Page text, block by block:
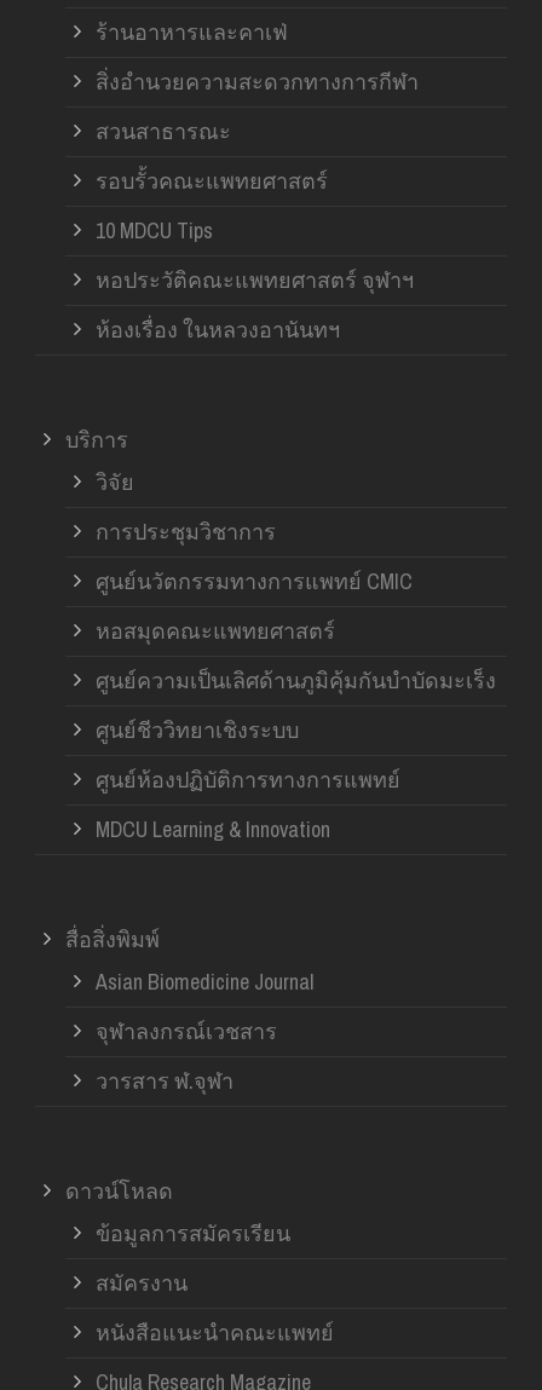
ร้านอาหารและคาเฟ่
สิ่งอำนวยความสะดวกทางการกีฬา
สวนสาธารณะ
รอบรั้วคณะแพทยศาสตร์
10 MDCU Tips
หอประวัติคณะแพทยศาสตร์ จุฬาฯ
ห้องเรื่อง ในหลวงอานันทฯ
บริการ
วิจัย
การประชุมวิชาการ
ศูนย์นวัตกรรมทางการแพทย์ CMIC
หอสมุดคณะแพทยศาสตร์
ศูนย์ความเป็นเลิศด้านภูมิคุ้มกันบำบัดมะเร็ง
ศูนย์ชีววิทยาเชิงระบบ
ศูนย์ห้องปฏิบัติการทางการแพทย์
MDCU Learning & Innovation
สื่อสิ่งพิมพ์
Asian Biomedicine Journal
จุฬาลงกรณ์เวชสาร
วารสาร ฬ.จุฬา
ดาวน์โหลด
ข้อมูลการสมัครเรียน
สมัครงาน
หนังสือแนะนำคณะแพทย์
Chula Research Magazine